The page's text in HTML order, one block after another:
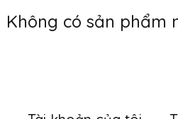
Không có sản phẩm